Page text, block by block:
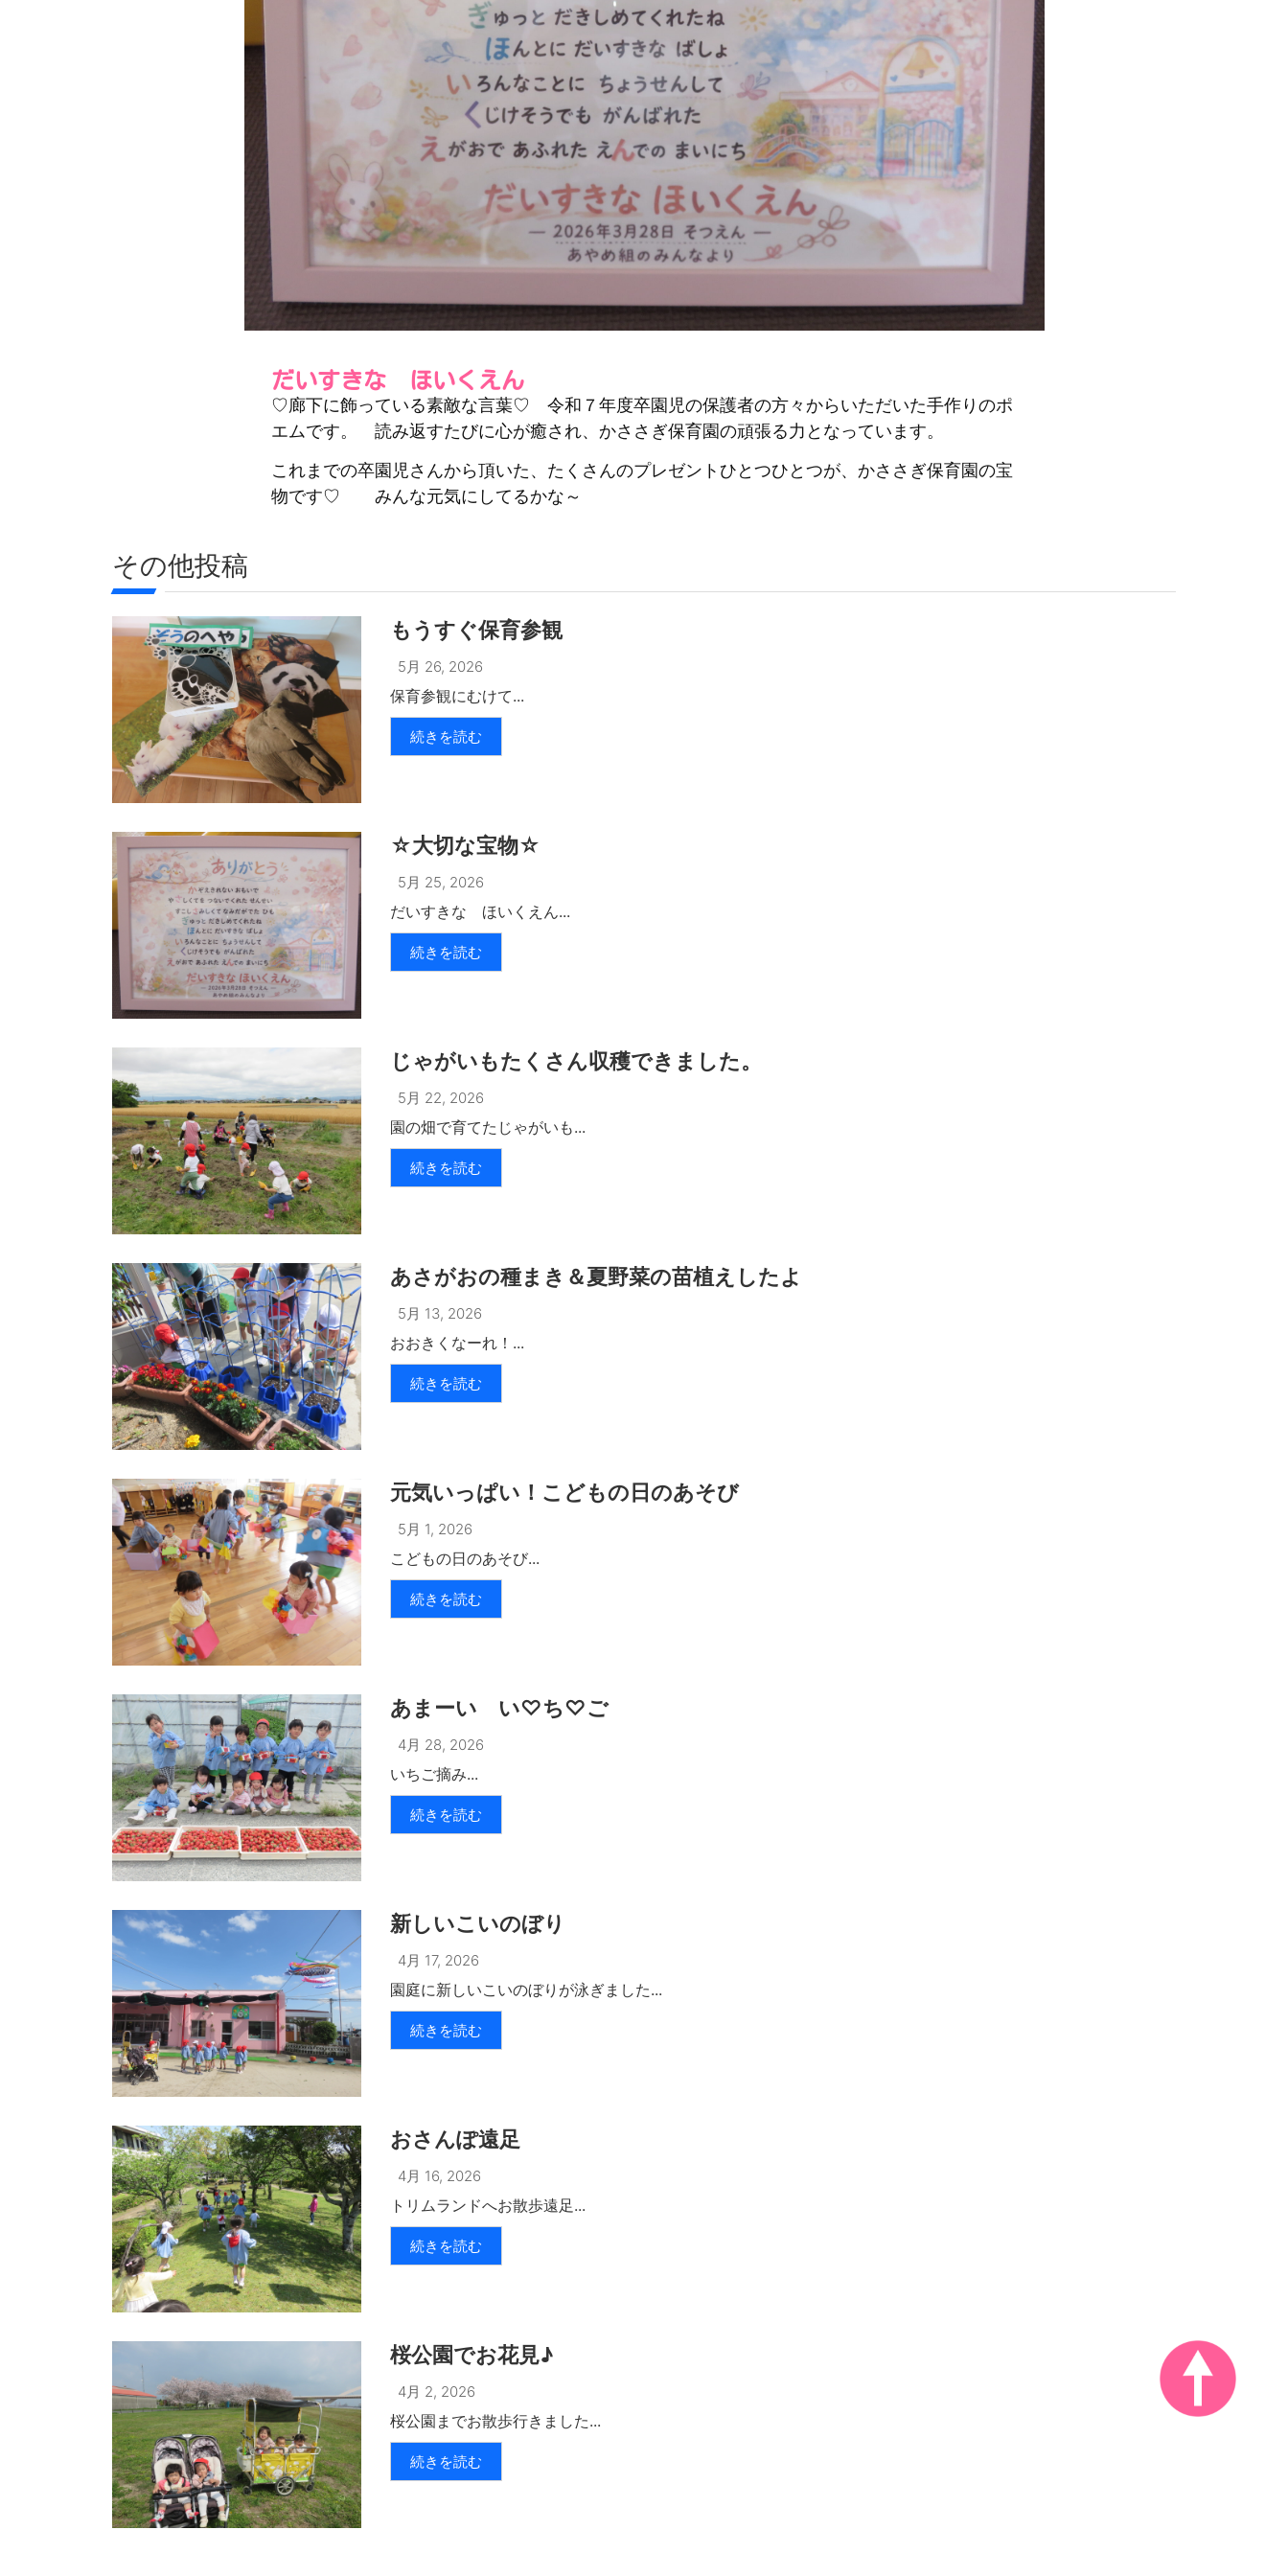
だいすきな ほいくえん
♡廊下に飾っている素敵な言葉♡ 令和７年度卒園児の保護者の方々からいただいた手作りのポ
エムです。 読み返すたびに心が癒され、かささぎ保育園の頑張る力となっています。
これまでの卒園児さんから頂いた、たくさんのプレゼントひとつひとつが、かささぎ保育園の宝
物です♡ みんな元気にしてるかな～
その他投稿
もうすぐ保育参観
5月 26, 2026
保育参観にむけて...
続きを読む
☆大切な宝物☆
5月 25, 2026
だいすきな ほいくえん...
続きを読む
じゃがいもたくさん収穫できました。
5月 22, 2026
園の畑で育てたじゃがいも...
続きを読む
あさがおの種まき＆夏野菜の苗植えしたよ
5月 13, 2026
おおきくなーれ！...
続きを読む
元気いっぱい！こどもの日のあそび
5月 1, 2026
こどもの日のあそび...
続きを読む
あまーい い♡ち♡ご
4月 28, 2026
いちご摘み...
続きを読む
新しいこいのぼり
4月 17, 2026
園庭に新しいこいのぼりが泳ぎました...
続きを読む
おさんぽ遠足
4月 16, 2026
トリムランドへお散歩遠足...
続きを読む
桜公園でお花見♪
4月 2, 2026
桜公園までお散歩行きました...
続きを読む